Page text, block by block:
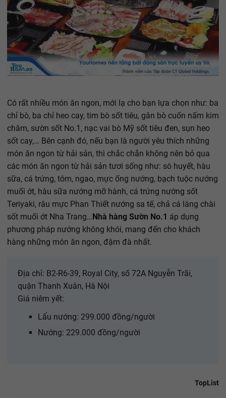
Có rất nhiều món ăn ngon, mới lạ cho bạn lựa chọn như: ba
chỉ bò, ba chỉ heo cay, tim bò sốt tiêu, gân bò cuốn nấm kim
châm, sườn sốt No.1, nạc vai bò Mỹ sốt tiêu đen, sụn heo
sốt cay,… Bên cạnh đó, nếu bạn là người yêu thích những
món ăn ngon từ hải sản, thì chắc chắn không nên bỏ qua
các món ăn ngon từ hải sản tươi sống như: sò huyết, hàu
sữa, cá trứng, tôm, ngao, mực ống nướng, bạch tuộc nướng
muối ớt, hàu sữa nướng mỡ hành, cá trứng nướng sốt
Teriyaki, râu mực Phan Thiết nướng sa tế, chả cá làng chài
sốt muối ớt Nha Trang… Nhà hàng Sườn No.1 áp dụng
phương pháp nướng không khói, mang đến cho khách
hàng những món ăn ngon, đậm đà nhất.
Địa chỉ: B2-R6-39, Royal City, số 72A Nguyễn Trãi,
quận Thanh Xuân, Hà Nội
Giá niêm yết:
Lẩu nướng: 299.000 đồng/người
Nướng: 229.000 đồng/người
TopList